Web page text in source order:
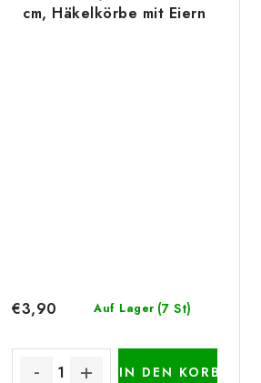
cm, Häkelkörbe mit Eiern
Auf Lager (7 St)
€3,90
IN DEN KORB